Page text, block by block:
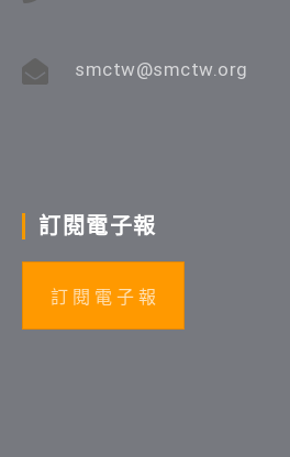
smctw@smctw.org
訂閱電子報
訂 閱 電 子 報